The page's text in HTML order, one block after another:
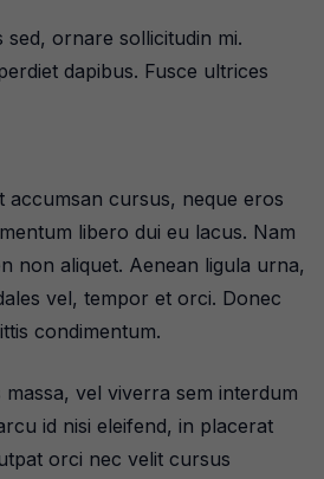
ornare sollicitudin mi.
dapibus. Fusce ultrices
accumsan cursus, neque eros
libero dui eu lacus. Nam
non aliquet. Aenean ligula urna,
vel, tempor et orci. Donec
condimentum.
vel viverra sem interdum
id nisi eleifend, in placerat
orci nec velit cursus